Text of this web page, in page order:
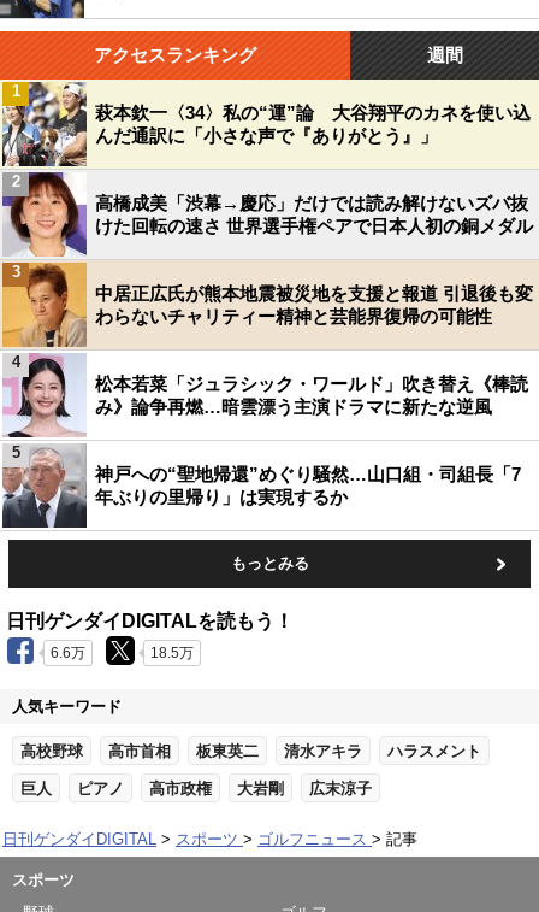
アクセスランキング 週間
萩本欽一〈34〉私の“運”論 大谷翔平のカネを使い込
んだ通訳に「小さな声で『ありがとう』」
1
高橋成美「渋幕→慶応」だけでは読み解けないズバ抜
けた回転の速さ 世界選手権ペアで日本人初の銅メダル
2
中居正広氏が熊本地震被災地を支援と報道 引退後も変
わらないチャリティー精神と芸能界復帰の可能性
3
松本若菜「ジュラシック・ワールド」吹き替え《棒読
み》論争再燃…暗雲漂う主演ドラマに新たな逆風
4
神戸への“聖地帰還”めぐり騒然…山口組・司組長「7
年ぶりの里帰り」は実現するか
5
もっとみる
日刊ゲンダイDIGITALを読もう！
6.6万 18.5万
人気キーワード
高校野球 高市首相 板東英二 清水アキラ ハラスメント
巨人 ピアノ 高市政権 大岩剛 広末涼子
日刊ゲンダイDIGITAL スポーツ ゴルフニュース 記事
スポーツ